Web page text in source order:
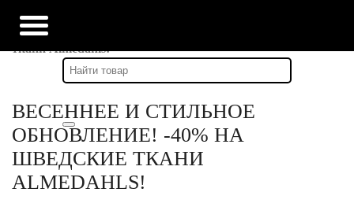
Наши новости
Весеннее и стильное обновление!-40% на шведские
ткани Almedahls!
ВЕСЕННЕЕ И СТИЛЬНОЕ
ОБНОВЛЕНИЕ! -40% НА
ШВЕДСКИЕ ТКАНИ
ALMEDAHLS!